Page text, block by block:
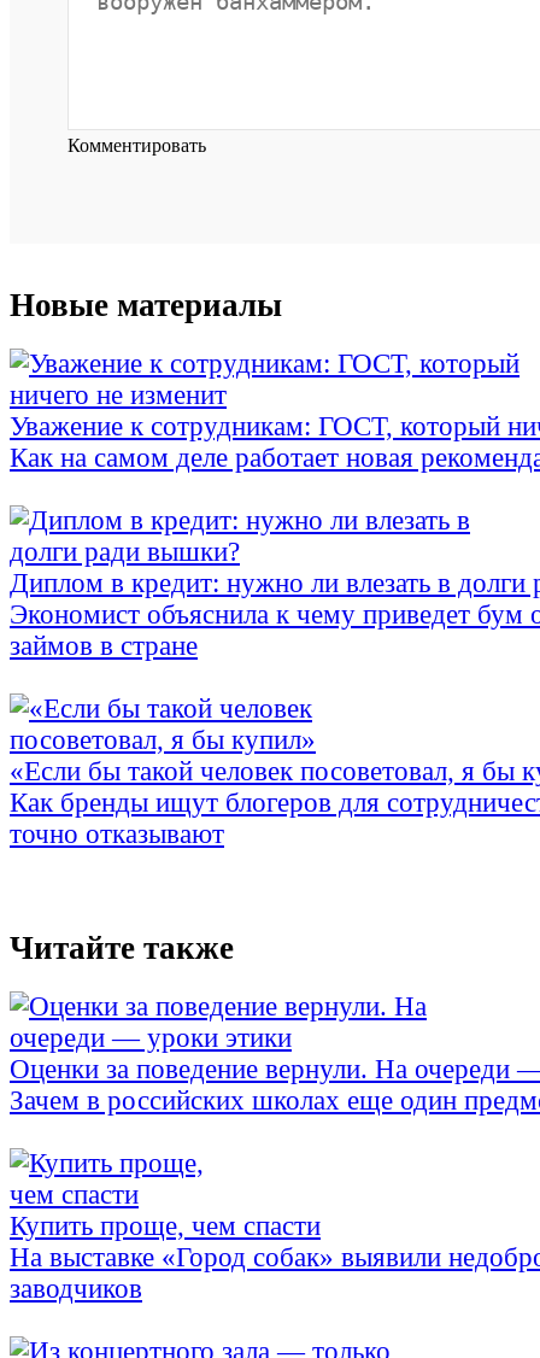
Комментировать
Новые материалы
Уважение к сотрудникам: ГОСТ, который
Как на самом деле работает новая
Диплом в кредит: нужно ли влезать в
Экономист объяснила к чему приведет бум
займов в стране
«Если бы такой человек посоветовал, я бы
Как бренды ищут блогеров для
точно отказывают
Читайте также
Оценки за поведение вернули. На очереди
Зачем в российских школах еще один
Купить проще, чем спасти
На выставке «Город собак» выявили
заводчиков